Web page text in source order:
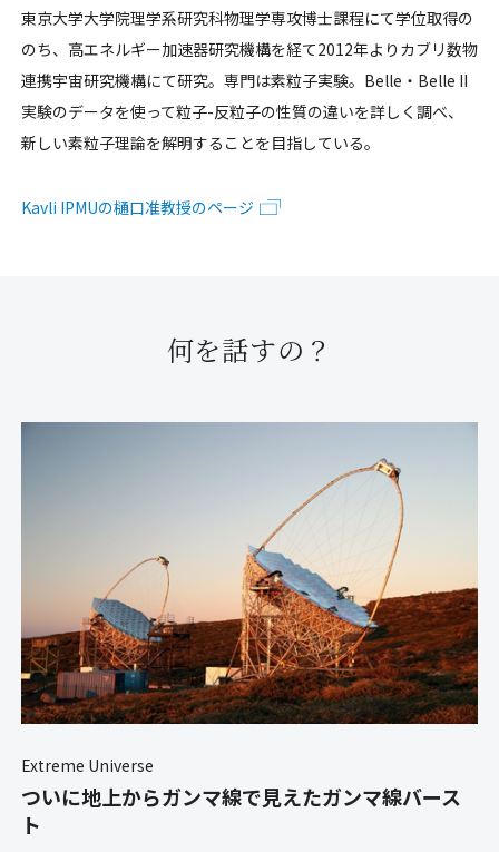
東京大学大学院理学系研究科物理学専攻博士課程にて学位取得の
のち、高エネルギー加速器研究機構を経て2012年よりカブリ数物
連携宇宙研究機構にて研究。専門は素粒子実験。Belle・Belle II
実験のデータを使って粒子-反粒子の性質の違いを詳しく調べ、
新しい素粒子理論を解明することを目指している。
Kavli IPMUの樋口准教授のページ
何を話すの？
Extreme Universe
ついに地上からガンマ線で見えたガンマ線バース
ト